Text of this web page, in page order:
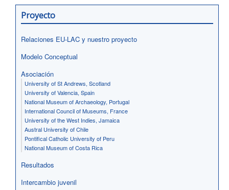
Proyecto
Relaciones EU-LAC y nuestro proyecto
Modelo Conceptual
Asociación
University of St Andrews, Scotland
University of Valencia, Spain
National Museum of Archaeology, Portugal
International Council of Museums, France
University of the West Indies, Jamaica
Austral University of Chile
Pontifical Catholic University of Peru
National Museum of Costa Rica
Resultados
Intercambio juvenil